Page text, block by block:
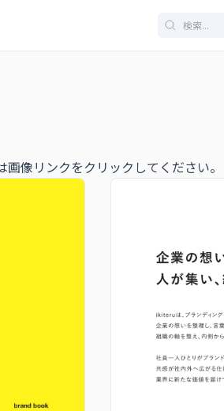
像リンクをクリックしてください。